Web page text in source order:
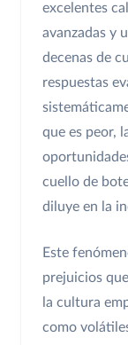
excelentes
avanzadas y
decenas de
respuestas
que es peor,
cuello de
diluye en la
Este
prejuicios
la cultura
como